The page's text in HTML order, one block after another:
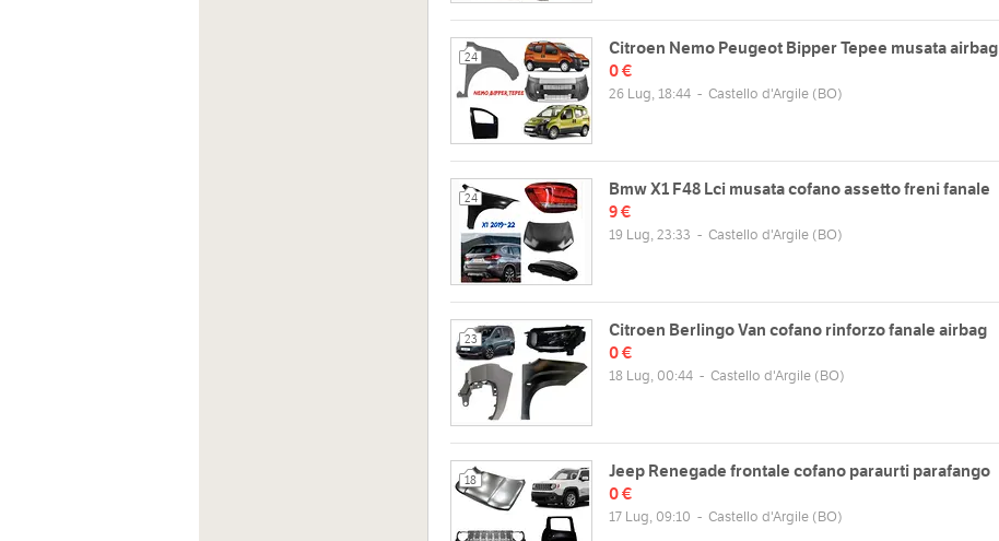
24
Citroen Nemo Peugeot Bipper Tepee musata airbag
0 €
26 Lug, 18:44 - Castello d'Argile (BO)
24
Bmw X1 F48 Lci musata cofano assetto freni fanale
9 €
19 Lug, 23:33 - Castello d'Argile (BO)
23
Citroen Berlingo Van cofano rinforzo fanale airbag
0 €
18 Lug, 00:44 - Castello d'Argile (BO)
18
Jeep Renegade frontale cofano paraurti parafango
0 €
17 Lug, 09:10 - Castello d'Argile (BO)